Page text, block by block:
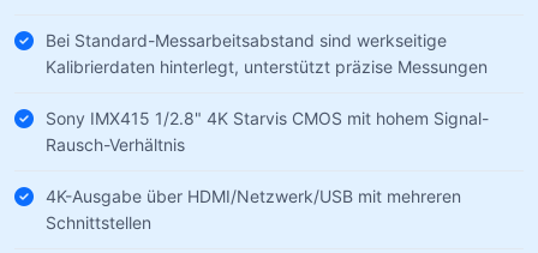
Bei Standard-Messarbeitsabstand sind werkseitige
Kalibrierdaten hinterlegt, unterstützt präzise Messungen
Sony IMX415 1/2.8" 4K Starvis CMOS mit hohem Signal-
Rausch-Verhältnis
4K-Ausgabe über HDMI/Netzwerk/USB mit mehreren
Schnittstellen